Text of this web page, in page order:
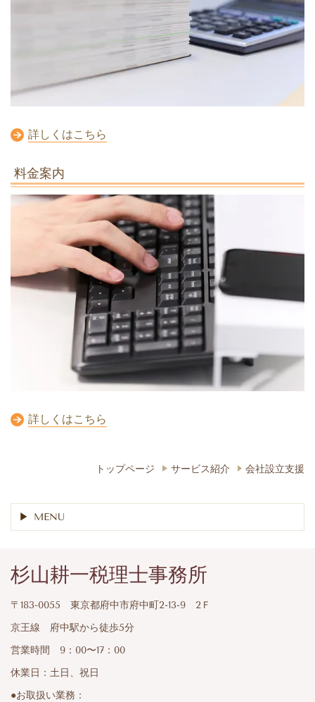
詳しくはこちら
料金案内
詳しくはこちら
トップページ サービス紹介 会社設立支援
MENU
杉山耕一税理士事務所
〒183-0055 東京都府中市府中町2-13-9 2Ｆ
京王線 府中駅から徒歩5分
営業時間 9：00〜17：00
休業日：土日、祝日
●お取扱い業務：